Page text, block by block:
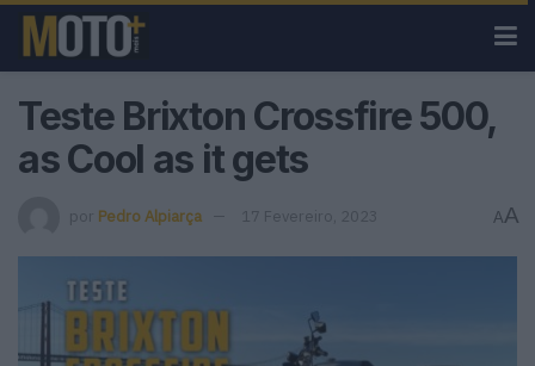
Teste Brixton Crossfire 500,
as Cool as it gets
por Pedro Alpiarça 17 Fevereiro, 2023 AA